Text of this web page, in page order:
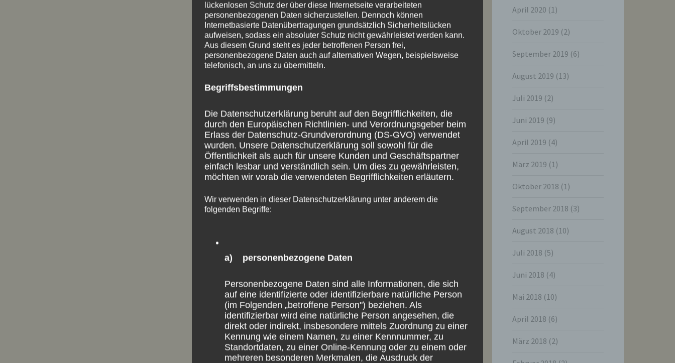
April 2020 (1)
Oktober 2019 (2)
September 2019 (6)
August 2019 (13)
Juli 2019 (2)
Juni 2019 (9)
April 2019 (4)
März 2019 (1)
Oktober 2018 (1)
September 2018 (3)
August 2018 (10)
Juli 2018 (5)
Juni 2018 (4)
Mai 2018 (10)
April 2018 (6)
März 2018 (2)
lückenlosen Schutz der über diese Internetseite verarbeiteten
personenbezogenen Daten sicherzustellen. Dennoch können
Internetbasierte Datenübertragungen grundsätzlich Sicherheitslücken
aufweisen, sodass ein absoluter Schutz nicht gewährleistet werden kann.
Aus diesem Grund steht es jeder betroffenen Person frei,
personenbezogene Daten auch auf alternativen Wegen, beispielsweise
telefonisch, an uns zu übermitteln.
Begriffsbestimmungen
Die Datenschutzerklärung beruht auf den Begrifflichkeiten, die
durch den Europäischen Richtlinien- und Verordnungsgeber beim
Erlass der Datenschutz-Grundverordnung (DS-GVO) verwendet
wurden. Unsere Datenschutzerklärung soll sowohl für die
Öffentlichkeit als auch für unsere Kunden und Geschäftspartner
einfach lesbar und verständlich sein. Um dies zu gewährleisten,
möchten wir vorab die verwendeten Begrifflichkeiten erläutern.
Wir verwenden in dieser Datenschutzerklärung unter anderem die
folgenden Begriffe:
a) personenbezogene Daten
Personenbezogene Daten sind alle Informationen, die sich
auf eine identifizierte oder identifizierbare natürliche Person
(im Folgenden „betroffene Person") beziehen. Als
identifizierbar wird eine natürliche Person angesehen, die
direkt oder indirekt, insbesondere mittels Zuordnung zu einer
Kennung wie einem Namen, zu einer Kennnummer, zu
Standortdaten, zu einer Online-Kennung oder zu einem oder
mehreren besonderen Merkmalen, die Ausdruck der